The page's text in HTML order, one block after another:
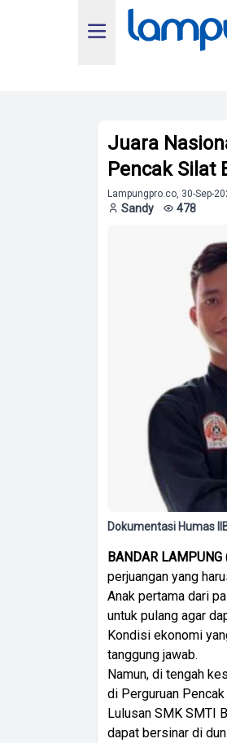
Juara
Pencak Silat
Lampungpro.co, 30-Sep-
Sandy 478
Dokumentasi Humas
BANDAR
perjuangan yang
Anak pertama dari
untuk pulang agar
Kondisi ekonomi
tanggung jawab.
Namun, di tengah
di Perguruan
Lulusan SMK SMTI
dapat bersinar di